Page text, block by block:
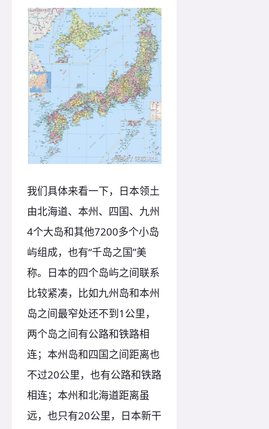
我们具体来看一下，日本领土
由北海道、本州、四国、九州
4个大岛和其他7200多个小岛
屿组成，也有“千岛之国”美
称。日本的四个岛屿之间联系
比较紧凑，比如九州岛和本州
岛之间最窄处还不到1公里，
两个岛之间有公路和铁路相
连；本州岛和四国之间距离也
不过20公里，也有公路和铁路
相连；本州和北海道距离虽
远，也只有20公里，日本新干